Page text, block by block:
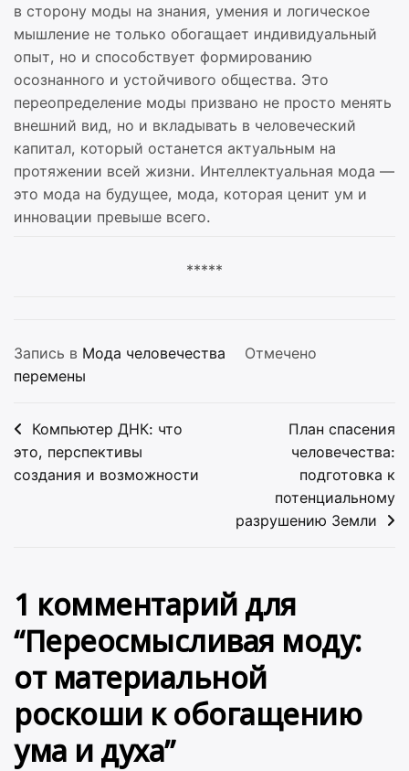
в сторону моды на знания, умения и логическое
мышление не только обогащает индивидуальный
опыт, но и способствует формированию
осознанного и устойчивого общества. Это
переопределение моды призвано не просто менять
внешний вид, но и вкладывать в человеческий
капитал, который останется актуальным на
протяжении всей жизни. Интеллектуальная мода —
это мода на будущее, мода, которая ценит ум и
инновации превыше всего.
*****
Запись в Мода человечества
Отмечено
перемены
Навигация
по
записям
Компьютер ДНК: что
это, перспективы
создания и возможности
План спасения
человечества:
подготовка к
потенциальному
разрушению Земли
1 комментарий для
“Переосмысливая моду:
от материальной
роскоши к обогащению
ума и духа”